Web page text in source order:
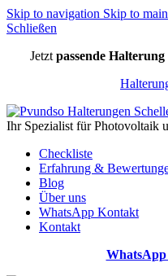
Skip to navigation Skip to
Schließen
Jetzt passende
Ihr Spezialist für Photovoltaik
Checkliste
Erfahrung &
Blog
Über uns
WhatsApp Kontakt
Kontakt